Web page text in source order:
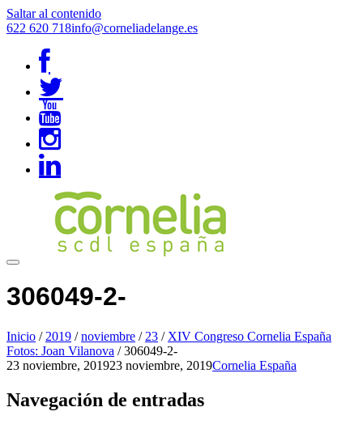
Saltar al contenido
622 620 718info@corneliadelange.es
306049-2-
Inicio / 2019 / noviembre / 23 / XIV Congreso Cornelia España
Fotos: Joan Vilanova / 306049-2-
23 noviembre, 201923 noviembre, 2019Cornelia España
Navegación de entradas